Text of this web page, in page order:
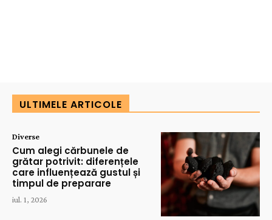
ULTIMELE ARTICOLE
Diverse
Cum alegi cărbunele de
grătar potrivit: diferențele
care influențează gustul și
timpul de preparare
iul. 1, 2026